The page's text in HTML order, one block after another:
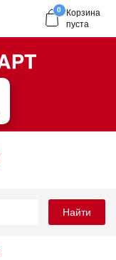
0
Корзина
пуста
Найти